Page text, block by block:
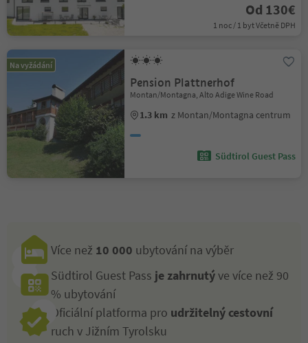
Od 130€
1 noc / 1 byt Včetně DPH
Na vyžádání
Pension Plattnerhof
Montan/Montagna, Alto Adige Wine Road
1.3 km z Montan/Montagna centrum
Südtirol Guest Pass
Více než 10 000 ubytování na výběr
Südtirol Guest Pass je zahrnutýve více než 90
% ubytování
Oficiální platforma pro udržitelný cestovní
ruch v Jižním Tyrolsku